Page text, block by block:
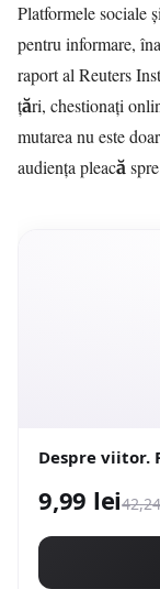
Platformele sociale
pentru informare,
raport al Reuters
țări, chestionați
mutarea nu este
audiența pleacă
Despre viitor.
9,99 lei